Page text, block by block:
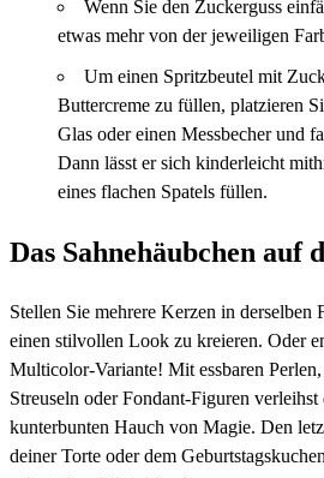
Wenn Sie den Zuckerguss
etwas mehr von der jeweiligen
Um einen Spritzbeutel mit
Buttercreme zu füllen, platzieren
Glas oder einen Messbecher und
Dann lässt er sich kinderleicht
eines flachen Spatels füllen.
Das Sahnehäubchen auf
Stellen Sie mehrere Kerzen in derselben
einen stilvollen Look zu kreieren. Oder
Multicolor-Variante! Mit essbaren
Streuseln oder Fondant-Figuren verleihst
kunterbunten Hauch von Magie. Den
deiner Torte oder dem